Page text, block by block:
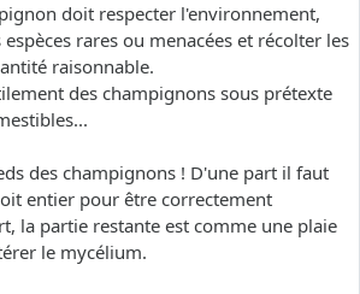
doit respecter l'environnement,
rares ou menacées et récolter les
raisonnable.
des champignons sous prétexte
des champignons ! D'une part il faut
entier pour être correctement
la partie restante est comme une plaie
le mycélium.